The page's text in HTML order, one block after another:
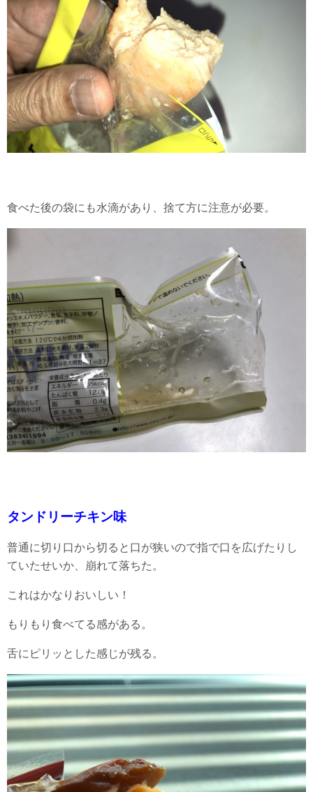
食べた後の袋にも水滴があり、捨て方に注意が必要。
タンドリーチキン味
普通に切り口から切ると口が狭いので指で口を広げたりし
ていたせいか、崩れて落ちた。
これはかなりおいしい！
もりもり食べてる感がある。
舌にピリッとした感じが残る。